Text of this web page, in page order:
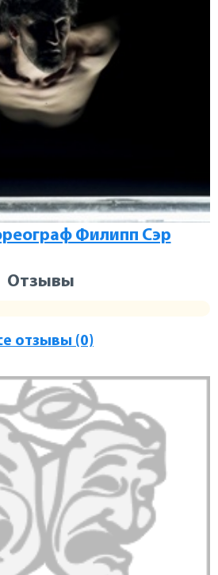
Филипп Сэр
Отзывы
отзывы (0)